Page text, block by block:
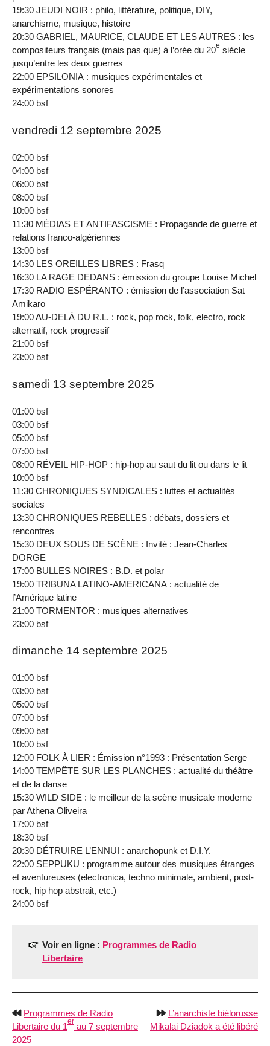
19:30 JEUDI NOIR : philo, littérature, politique, DIY,
anarchisme, musique, histoire
20:30 GABRIEL, MAURICE, CLAUDE ET LES AUTRES : les
compositeurs français (mais pas que) à l’orée du 20e siècle
jusqu’entre les deux guerres
22:00 EPSILONIA : musiques expérimentales et
expérimentations sonores
24:00 bsf
vendredi 12 septembre 2025
02:00 bsf
04:00 bsf
06:00 bsf
08:00 bsf
10:00 bsf
11:30 MÉDIAS ET ANTIFASCISME : Propagande de guerre et
relations franco‐algériennes
13:00 bsf
14:30 LES OREILLES LIBRES : Frasq
16:30 LA RAGE DEDANS : émission du groupe Louise Michel
17:30 RADIO ESPÉRANTO : émission de l’association Sat
Amikaro
19:00 AU-DELÀ DU R.L. : rock, pop rock, folk, electro, rock
alternatif, rock progressif
21:00 bsf
23:00 bsf
samedi 13 septembre 2025
01:00 bsf
03:00 bsf
05:00 bsf
07:00 bsf
08:00 RÉVEIL HIP-HOP : hip-hop au saut du lit ou dans le lit
10:00 bsf
11:30 CHRONIQUES SYNDICALES : luttes et actualités
sociales
13:30 CHRONIQUES REBELLES : débats, dossiers et
rencontres
15:30 DEUX SOUS DE SCÈNE : Invité : Jean‐Charles
DORGE
17:00 BULLES NOIRES : B.D. et polar
19:00 TRIBUNA LATINO-AMERICANA : actualité de
l’Amérique latine
21:00 TORMENTOR : musiques alternatives
23:00 bsf
dimanche 14 septembre 2025
01:00 bsf
03:00 bsf
05:00 bsf
07:00 bsf
09:00 bsf
10:00 bsf
12:00 FOLK À LIER : Émission n°1993 : Présentation Serge
14:00 TEMPÊTE SUR LES PLANCHES : actualité du théâtre
et de la danse
15:30 WILD SIDE : le meilleur de la scène musicale moderne
par Athena Oliveira
17:00 bsf
18:30 bsf
20:30 DÉTRUIRE L’ENNUI : anarchopunk et D.I.Y.
22:00 SEPPUKU : programme autour des musiques étranges
et aventureuses (electronica, techno minimale, ambient, post-
rock, hip hop abstrait, etc.)
24:00 bsf
Voir en ligne : Programmes de Radio
Libertaire
Programmes de Radio
Libertaire du 1er au 7 septembre
2025
L’anarchiste biélorusse
Mikalai Dziadok a été libéré